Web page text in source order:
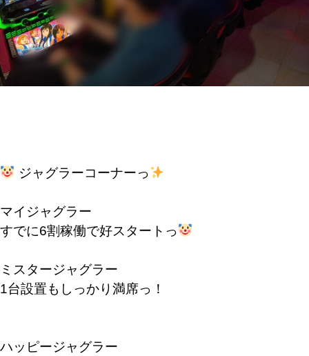
ジャグラーコーナーっ
マイジャグラー
すでに6割稼働で好スタートっ
ミスタージャグラー
1台設置もしっかり満席っ！
ハッピージャグラー